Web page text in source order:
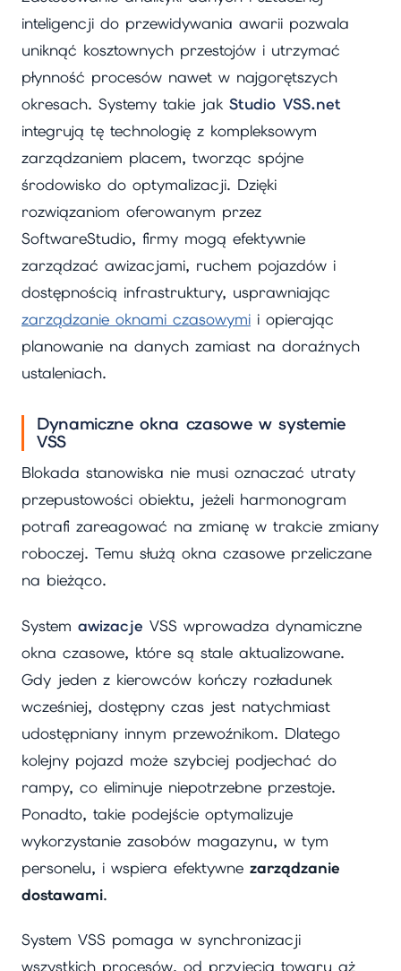
inteligencji do przewidywania awarii pozwala
uniknąć kosztownych przestojów i utrzymać
płynność procesów nawet w najgorętszych
okresach. Systemy takie jak Studio VSS.net
integrują tę technologię z kompleksowym
zarządzaniem placem, tworząc spójne
środowisko do optymalizacji. Dzięki
rozwiązaniom oferowanym przez
SoftwareStudio, firmy mogą efektywnie
zarządzać awizacjami, ruchem pojazdów i
dostępnością infrastruktury, usprawniając
zarządzanie oknami czasowymi i opierając
planowanie na danych zamiast na doraźnych
ustaleniach.
Dynamiczne okna czasowe w systemie
VSS
Blokada stanowiska nie musi oznaczać utraty
przepustowości obiektu, jeżeli harmonogram
potrafi zareagować na zmianę w trakcie zmiany
roboczej. Temu służą okna czasowe przeliczane
na bieżąco.
System awizacje VSS wprowadza dynamiczne
okna czasowe, które są stale aktualizowane.
Gdy jeden z kierowców kończy rozładunek
wcześniej, dostępny czas jest natychmiast
udostępniany innym przewoźnikom. Dlatego
kolejny pojazd może szybciej podjechać do
rampy, co eliminuje niepotrzebne przestoje.
Ponadto, takie podejście optymalizuje
wykorzystanie zasobów magazynu, w tym
personelu, i wspiera efektywne zarządzanie
dostawami.
System VSS pomaga w synchronizacji
wszystkich procesów, od przyjęcia towaru aż